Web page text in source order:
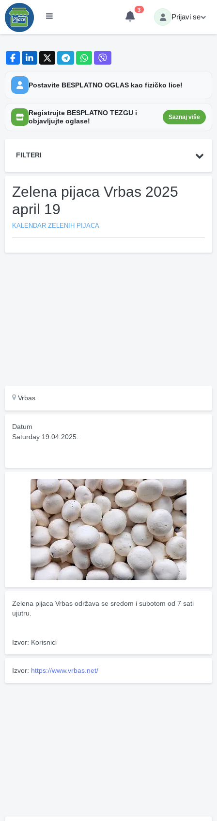
3
Prijavi se
Postavite BESPLATNO OGLAS kao fizičko lice!
Registrujte BESPLATNO TEZGU i
objavljujte oglase!
Saznaj više
FILTERI
Zelena pijaca Vrbas 2025
april 19
KALENDAR ZELENIH PIJACA
Vrbas
Datum
Saturday 19.04.2025.
Zelena pijaca Vrbas održava se sredom i subotom od 7 sati
ujutru.
Izvor: Korisnici
Izvor: https://www.vrbas.net/